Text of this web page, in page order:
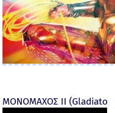
ΜΟΝΟΜΑΧΟΣ ΙΙ (Gladiator